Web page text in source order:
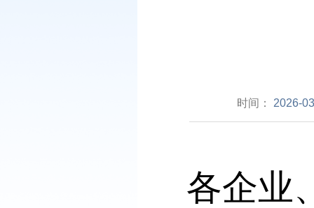
时间： 2026-
各企业